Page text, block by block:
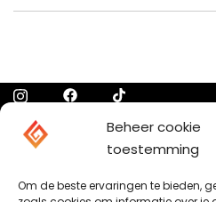
Beheer cookie
toestemming
Om de beste ervaringen te bieden,
Chat op WhatsApp